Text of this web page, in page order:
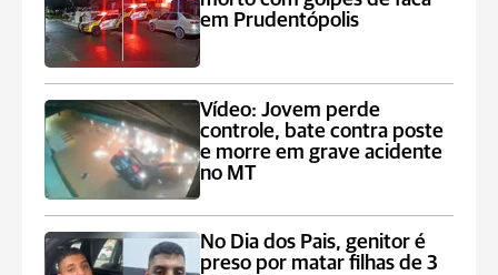
em Prudentópolis
Vídeo: Jovem perde
controle, bate contra poste
e morre em grave acidente
no MT
No Dia dos Pais, genitor é
preso por matar filhas de 3